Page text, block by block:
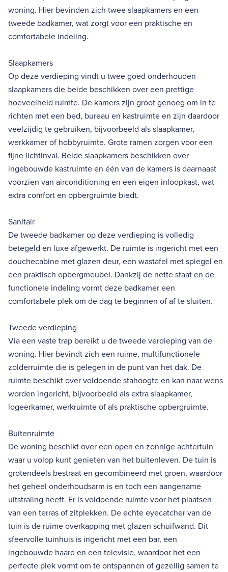
woning. Hier bevinden zich twee slaapkamers en een
tweede badkamer, wat zorgt voor een praktische en
comfortabele indeling.
Slaapkamers
Op deze verdieping vindt u twee goed onderhouden
slaapkamers die beide beschikken over een prettige
hoeveelheid ruimte. De kamers zijn groot genoeg om in te
richten met een bed, bureau en kastruimte en zijn daardoor
veelzijdig te gebruiken, bijvoorbeeld als slaapkamer,
werkkamer of hobbyruimte. Grote ramen zorgen voor een
fijne lichtinval. Beide slaapkamers beschikken over
ingebouwde kastruimte en één van de kamers is daarnaast
voorzien van airconditioning en een eigen inloopkast, wat
extra comfort en opbergruimte biedt.
Sanitair
De tweede badkamer op deze verdieping is volledig
betegeld en luxe afgewerkt. De ruimte is ingericht met een
douchecabine met glazen deur, een wastafel met spiegel en
een praktisch opbergmeubel. Dankzij de nette staat en de
functionele indeling vormt deze badkamer een
comfortabele plek om de dag te beginnen of af te sluiten.
Tweede verdieping
Via een vaste trap bereikt u de tweede verdieping van de
woning. Hier bevindt zich een ruime, multifunctionele
zolderruimte die is gelegen in de punt van het dak. De
ruimte beschikt over voldoende stahoogte en kan naar wens
worden ingericht, bijvoorbeeld als extra slaapkamer,
logeerkamer, werkruimte of als praktische opbergruimte.
Buitenruimte
De woning beschikt over een open en zonnige achtertuin
waar u volop kunt genieten van het buitenleven. De tuin is
grotendeels bestraat en gecombineerd met groen, waardoor
het geheel onderhoudsarm is en toch een aangename
uitstraling heeft. Er is voldoende ruimte voor het plaatsen
van een terras of zitplekken. De echte eyecatcher van de
tuin is de ruime overkapping met glazen schuifwand. Dit
sfeervolle tuinhuis is ingericht met een bar, een
ingebouwde haard en een televisie, waardoor het een
perfecte plek vormt om te ontspannen of gezellig samen te